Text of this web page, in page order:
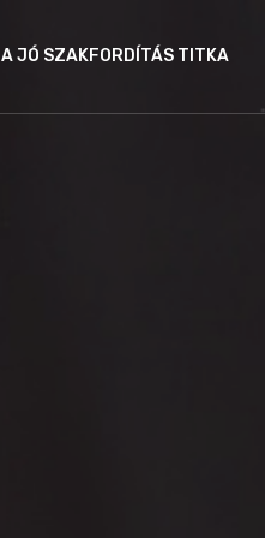
A JÓ SZAKFORDÍTÁS TITKA